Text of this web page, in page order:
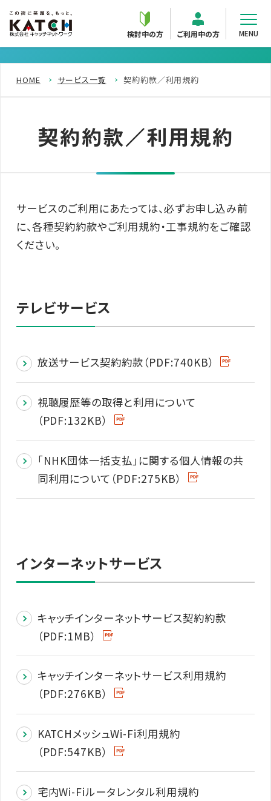
検討中の方 ご利用中の方 MENU
HOME サービス一覧 契約約款／利用規約
契約約款／利用規約
サービスのご利用にあたっては、必ずお申し込み前
に、各種契約約款やご利用規約・工事規約をご確認
ください。
テレビサービス
放送サービス契約約款（PDF:740KB）
視聴履歴等の取得と利用について
（PDF:132KB）
｢NHK団体一括支払｣に関する個人情報の共
同利用について（PDF:275KB）
インターネットサービス
キャッチインターネットサービス契約約款
（PDF:1MB）
キャッチインターネットサービス利用規約
（PDF:276KB）
KATCHメッシュWi-Fi利用規約
（PDF:547KB）
宅内Wi-Fiルータレンタル利用規約